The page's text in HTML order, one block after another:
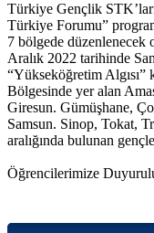
Türkiye Gençlik
Türkiye Forumu”
7 bölgede düzenlenecek
Aralık 2022 tarihinde
“Yükseköğretim
Bölgesinde yer alan
Giresun. Gümüşhane,
Samsun. Sinop, Tokat,
aralığında bulunan
Öğrencilerimize